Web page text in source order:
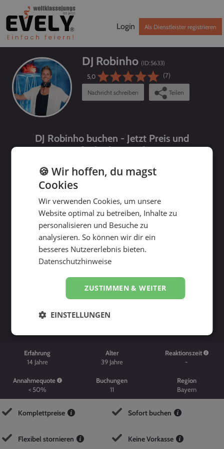
Login Als Dienstleister registrieren
DJ Robinho (ID:5633)
5,0
(7)
Nachricht schreiben Teilen
DJ Robinho buchen - Jetzt Preis und
Verfügbarkeit prüfen!
bis
Erfahrung
14 Jahre
Alter
39 Jahre
Reaktionszeit
-
Annahmequote
< 50%
Buchungen
11
Region
Bayern
Komplettpreise Sofort buchen
Flexibel stornieren Keine Vorkasse
🍪 Wir hoffen, du magst
Cookies
Wir verwenden Cookies, um unsere
Website optimal zu betreiben, Inhalte zu
personalisieren und Besuche zu
analysieren. So können wir dir ein
besseres Nutzererlebnis bieten.
Datenschutzhinweise
ZUSTIMMEN & WEITER
EINSTELLUNGEN